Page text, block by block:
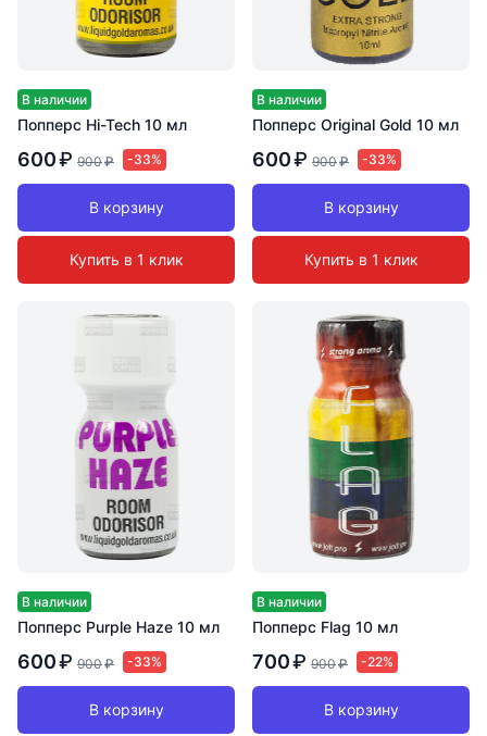
В наличии
Попперс Hi-Tech 10 мл
600₽ 900₽ -33%
В корзину
Купить в 1 клик
В наличии
Попперс Original Gold 10 мл
600₽ 900₽ -33%
В корзину
Купить в 1 клик
В наличии
Попперс Purple Haze 10 мл
600₽ 900₽ -33%
В корзину
В наличии
Попперс Flag 10 мл
700₽ 900₽ -22%
В корзину